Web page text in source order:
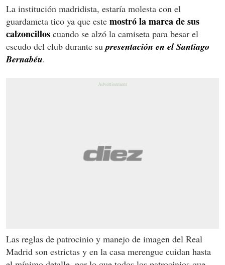
La institución madridista, estaría molesta con el
guardameta tico ya que este mostró la marca de sus
calzoncillos cuando se alzó la camiseta para besar el
escudo del club durante su presentación en el Santiago
Bernabéu.
Las reglas de patrocinio y manejo de imagen del Real
Madrid son estrictas y en la casa merengue cuidan hasta